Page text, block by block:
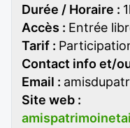
Durée / Horaire :
Accès : Entrée
Tarif :
Contact info et/
Email :
Site web :